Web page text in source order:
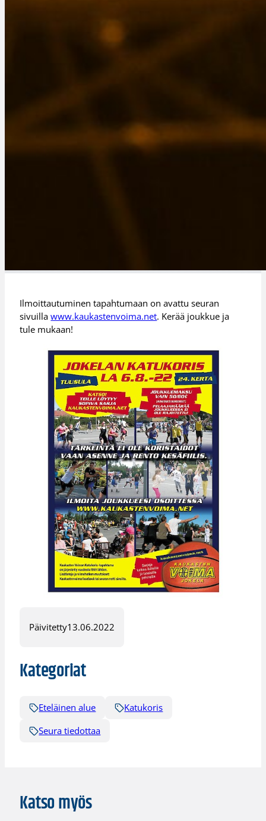
Ilmoittautuminen tapahtumaan on avattu seuran
sivuillawww.kaukastenvoima.net. Kerää joukkue ja
tule mukaan!
Päivitetty13.06.2022
Kategoriat
Eteläinen alue
Katukoris
Seura tiedottaa
Katso myös